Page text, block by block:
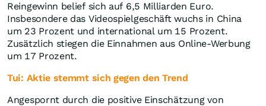
Reingewinn belief sich auf 6,5 Milliarden Euro.
Insbesondere das Videospielgeschäft wuchs in China
um 23 Prozent und international um 15 Prozent.
Zusätzlich stiegen die Einnahmen aus Online-Werbung
um 17 Prozent.
Tui: Aktie stemmt sich gegen den Trend
Angespornt durch die positive Einschätzung von